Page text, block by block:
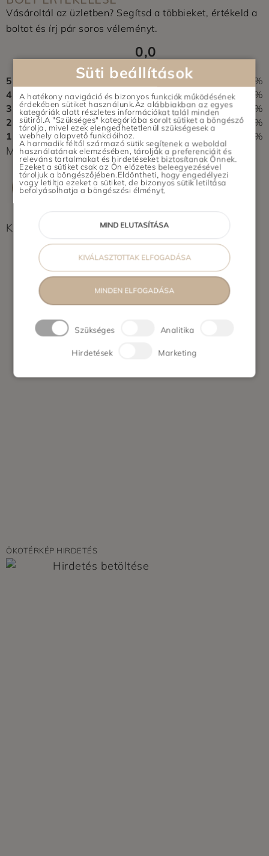
Vásároltál az üzletben? Segítsd a többieket, értékeld a
boltot és írj pár soros véleményt.
0,0
0 vélemény alapján
5
0%
4
0%
3
0%
2
0%
1
0%
Még nem érkezett értékelés. Légy Te az első!
ÉRTÉKELÉS ÍRÁSA
Képek feltöltés alatt...
ÖKOTÉRKÉP HIRDETÉS
Süti beállítások
A hatékony navigáció és bizonyos funkciók működésének
érdekében sütiket használunk.Az alábbiakban az egyes
kategóriák alatt részletes információkat talál minden
sütiről.A "Szükséges" kategóriába sorolt sütiket a böngésző
tárolja, mivel ezek elengedhetetlenül szükségesek a
webhely alapvető funkcióihoz.
A harmadik féltől származó sütik segítenek a weboldal
használatának elemzésében, tárolják a preferenciáit és
releváns tartalmakat és hirdetéseket biztosítanak Önnek.
Ezeket a sütiket csak az Ön előzetes beleegyezésével
tároljuk a böngészőjében.Eldöntheti, hogy engedélyezi
vagy letiltja ezeket a sütiket, de bizonyos sütik letiltása
befolyásolhatja a böngészési élményt.
MIND ELUTASÍTÁSA
KIVÁLASZTOTTAK ELFOGADÁSA
MINDEN ELFOGADÁSA
Szükséges Analitika
Hirdetések Marketing